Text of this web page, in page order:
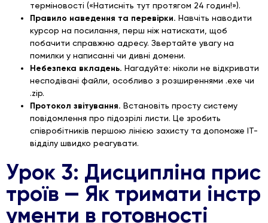
терміновості («Натисніть тут протягом 24 годин!»).
Правило наведення та перевірки. Навчіть наводити
курсор на посилання, перш ніж натискати, щоб
побачити справжню адресу. Звертайте увагу на
помилки у написанні чи дивні домени.
Небезпека вкладень. Нагадуйте: ніколи не відкривати
несподівані файли, особливо з розширеннями .exe чи
.zip.
Протокол звітування. Встановіть просту систему
повідомлення про підозрілі листи. Це зробить
співробітників першою лінією захисту та допоможе ІТ-
відділу швидко реагувати.
Урок 3: Дисципліна прис
троїв — Як тримати інстр
ументи в готовності